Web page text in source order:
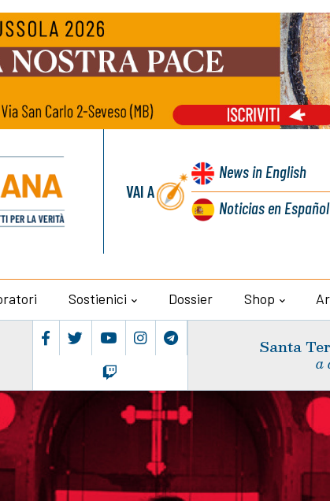
VAI A
Newsin English
Noticiasen Español
Sostienici Dossier Shop
Santa
a